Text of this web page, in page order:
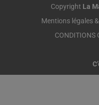
Copyright La
Mentions légales
CONDITIONS